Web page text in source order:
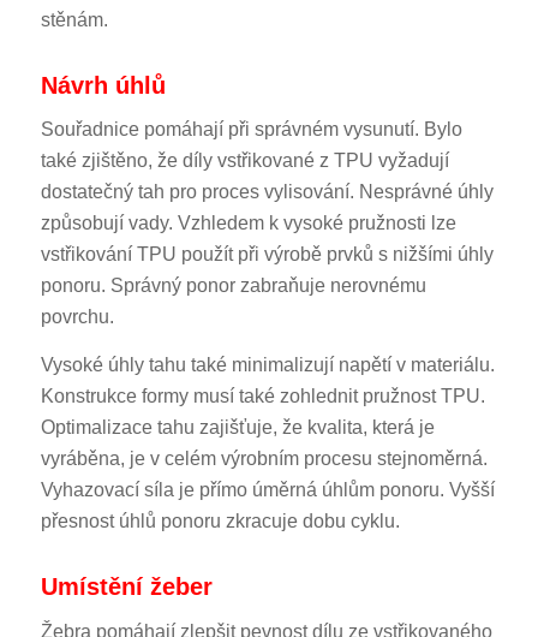
stěnám.
Návrh úhlů
Souřadnice pomáhají při správném vysunutí. Bylo
také zjištěno, že díly vstřikované z TPU vyžadují
dostatečný tah pro proces vylisování. Nesprávné úhly
způsobují vady. Vzhledem k vysoké pružnosti lze
vstřikování TPU použít při výrobě prvků s nižšími úhly
ponoru. Správný ponor zabraňuje nerovnému
povrchu.
Vysoké úhly tahu také minimalizují napětí v materiálu.
Konstrukce formy musí také zohlednit pružnost TPU.
Optimalizace tahu zajišťuje, že kvalita, která je
vyráběna, je v celém výrobním procesu stejnoměrná.
Vyhazovací síla je přímo úměrná úhlům ponoru. Vyšší
přesnost úhlů ponoru zkracuje dobu cyklu.
Umístění žeber
Žebra pomáhají zlepšit pevnost dílu ze vstřikovaného